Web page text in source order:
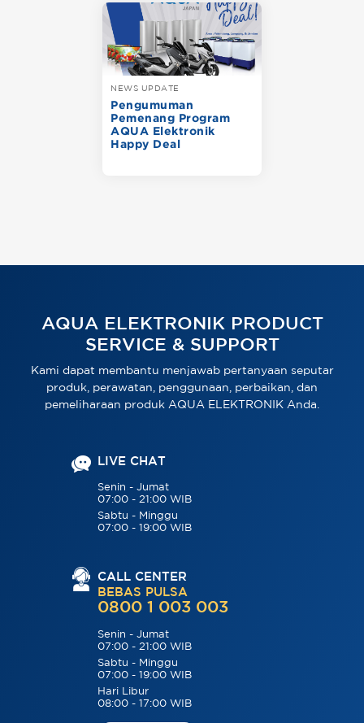
NEWS UPDATE
Pengumuman
Pemenang Program
AQUA Elektronik
Happy Deal
AQUA ELEKTRONIK PRODUCT
SERVICE & SUPPORT
Kami dapat membantu menjawab pertanyaan seputar
produk, perawatan, penggunaan, perbaikan, dan
pemeliharaan produk AQUA ELEKTRONIK Anda.
LIVE CHAT
Senin - Jumat
07:00 - 21:00 WIB
Sabtu - Minggu
07:00 - 19:00 WIB
CALL CENTER
BEBAS PULSA
0800 1 003 003
Senin - Jumat
07:00 - 21:00 WIB
Sabtu - Minggu
07:00 - 19:00 WIB
Hari Libur
08:00 - 17:00 WIB